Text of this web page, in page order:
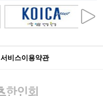
서비스이용약관